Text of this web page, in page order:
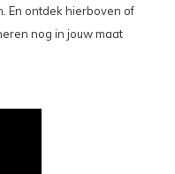
. En ontdek hierboven of
nog in jouw maat